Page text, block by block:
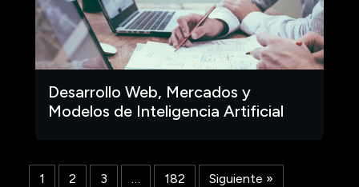
Desarrollo Web, Mercados y
Modelos de Inteligencia Artificial
1 2 3 … 182 Siguiente »